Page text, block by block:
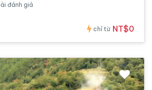
đánh giá
chỉ từ NT$0